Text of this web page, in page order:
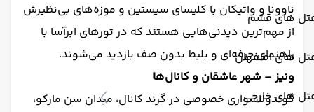
های قشم
های اصفهان
های خارجی
ناوونا و واتیکان با کلیسای سیستین و موزه‌های بی‌نظیرش
از مهم‌ترین دیدنی‌هایی هستند که در تورهای ابرآسا با
راهنمای حرفه‌ای و بلیط بدون صف بازدید می‌شوند.
ونیز – شهر عاشقان و کانال‌ها
گوندولاسواری خصوصی در گرند کانال، میدان سن مارکو،